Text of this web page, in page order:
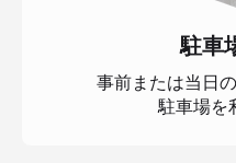
駐車
事前または当日
駐車場を